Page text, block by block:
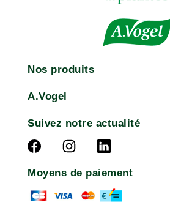
Nos produits
A.Vogel
Suivez notre actualité
Moyens de paiement